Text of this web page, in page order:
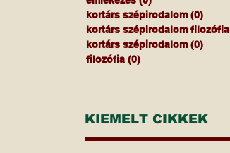
kortárs szépirodalom (0)
kortárs szépirodalom filozófia
kortárs szépirodalom (0)
filozófia (0)
KIEMELT CIKKEK